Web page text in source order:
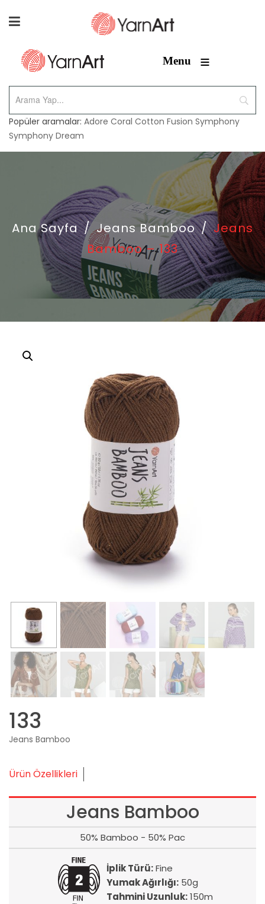
Menu ≡
Popüler aramalar: Adore Coral Cotton Fusion Symphony
Symphony Dream
Ana Sayfa / Jeans Bamboo / Jeans
Bamboo – 133
133
Jeans Bamboo
Ürün Özellikleri
Jeans Bamboo
50% Bamboo - 50% Pac
İplik Türü:Fine
Yumak Ağırlığı: 50g
Tahmini Uzunluk:150m